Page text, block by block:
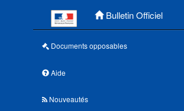
Bulletin Officiel
Documents opposables
Aide
Nouveautés